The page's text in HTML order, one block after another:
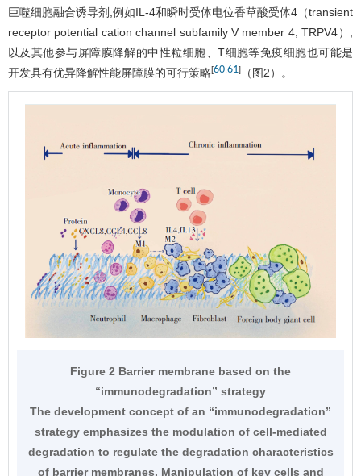
巨噬细胞融合诱导剂,例如IL-4和瞬时受体电位香草酸受体4（transient
receptor potential cation channel subfamily V member 4, TRPV4）,
以及其他参与屏障膜降解的中性粒细胞、T细胞等免疫细胞也可能是
开发具有优异降解性能屏障膜的可行策略[60 61] （ 图2）。
Figure 2 Barrier membrane based on the
“immunodegradation” strategy
The development concept of an “immunodegradation”
strategy emphasizes the modulation of cell-mediated
degradation to regulate the degradation characteristics
of barrier membranes. Manipulation of key cells and